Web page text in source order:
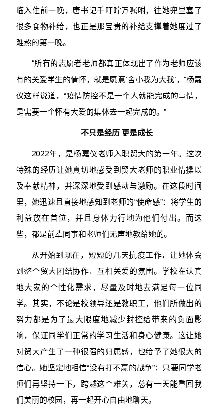
临入住前一晚，唐书记千叮咛万嘱咐，往她兜里塞了
很多食物补给，也正是那宝贵的补给支撑着她度过了
难熬的第一晚。
“所有的志愿者老师都真正体现出了作为老师应该
有的关爱学生的情怀，就是愿意‘舍小我为大我’，”杨嘉
仪这样说道，“疫情防控不是一个人就能完成的事情，
是需要一个怀有大爱的集体去一起完成的。”
不只是经历 更是成长
2022年，是杨嘉仪老师入职贸大的第一年。这次
特殊的经历让她真切地感受到贸大老师的职业情操以
及奉献精神，并深深地受到感动与激励。在这段时间
里，她迅速且直接地感知到老师的“使命感”：将学生的
利益放在首位，并且身体力行地为他们付出。而这
些，都是前辈同事和老师们无声地教给她的。
从开始到现在，短短的几天抗疫工作，让她体会
到整个贸大团结协作、互相关爱的氛围。学校在认真
地大家的个性化需求，尽量及时地去满足每一位同
学。其实，不论是校领导还是教职工，他们所做出的
努力都是为了最大限度地减少封控给带来的负面影
响，保证同学们正常的学习生活和身心健康。这让她
对贸大产生了一种很强的归属感，也给予了她很大的
信心。她坚定地相信“没有打不赢的战争”：只要同学老
师们再坚持一下，跨越这个难关，总有一天能重回我
们美丽的校园，再一起开心自由地聊天。